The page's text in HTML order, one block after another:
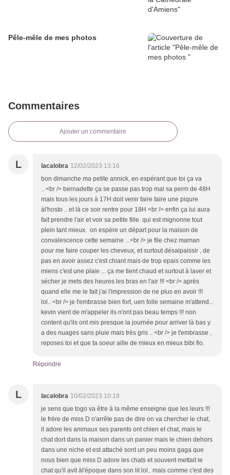
Pêle-mêle de mes photos
Commentaires
Ajouter un commentaire
L lacalobra 12/02/2023 13:16
bon dimanche ma petite annick, en espérant que toi ça va
.. <br /> bernadette ça se passe pas trop mal sa perm de 48H
mais tous les jours à 17H doit venir faire faire une piqure
àl'hosto .. et là ce soir rentre pour 18H <br /> enfin ça lui aura
fait prendre l'air et voir sa petite fille. qui est mignonne tout
plein tant mieux. on espère un départ pour la maison de
convalescence cette semaine ...<br /> je file chez maman
pour me faire couper les cheveux, et surtout désaipaissir , de
pas en avoir assez c'est chiant mais de trop epais comme les
miens c'est une plaie ... ça me tient chaud et surtout à laver et
sécher je mets des heures les bras en l'air !!! <br /> après
quand elle me le fait j'ai l'impression de ne plus en avoir !!!
lol.. <br /> je t'embrasse bien fort, uen folle semaine m'attend...
kevin vient de m'appeler ils n'ont pas beau temps !!! non
content qu'ils ont mis presque la journée pour arriver là bas y
a des nuages sans pluie mais très gris .. <br /> je t'embrasse ,
reposes toi et que ta soeur aille de mieux en mieux bibi flo.
Répondre
L lacalobra 10/02/2023 10:18
je sens que togo va être à la même enseigne que les leurs !!!
le frère de miss D n'arrête pas de dire on va chercher le chat,
il adore les animaux ses parents ont chien et chat, mais le
chat dort dans la maison dans un panier mais le chien dehors
dans une niche et est attaché sont un peu moins gaga que
nous bien que miss D adore les chats et souvent mettait le
chat qu'il avit àl'époque dans son lit lol.. mais comme c'est des